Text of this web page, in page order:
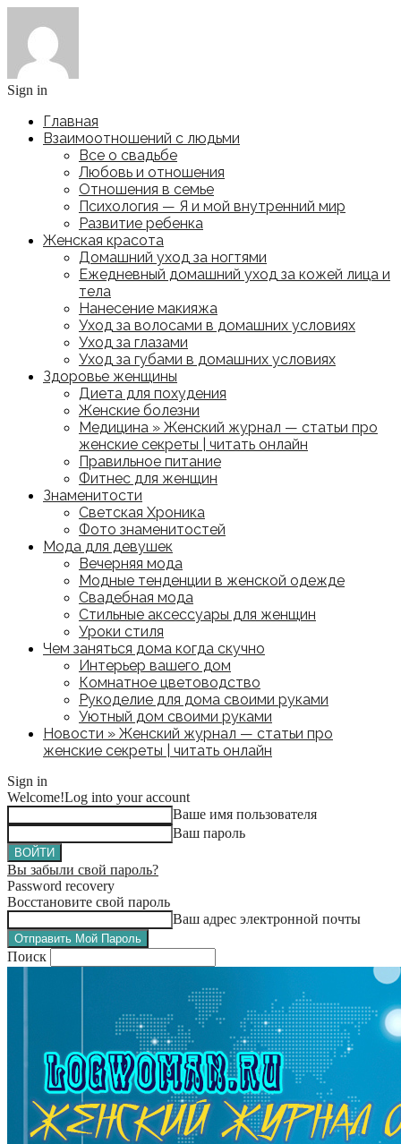
Sign in
Главная
Взаимоотношений с людьми
Все о свадьбе
Любовь и отношения
Отношения в семье
Психология — Я и мой внутренний мир
Развитие ребенка
Женская красота
Домашний уход за ногтями
Ежедневный домашний уход за кожей лица и
тела
Нанесение макияжа
Уход за волосами в домашних условиях
Уход за глазами
Уход за губами в домашних условиях
Здоровье женщины
Диета для похудения
Женские болезни
Медицина » Женский журнал — статьи про
женские секреты | читать онлайн
Правильное питание
Фитнес для женщин
Знаменитости
Светская Хроника
Фото знаменитостей
Мода для девушек
Вечерняя мода
Модные тенденции в женской одежде
Свадебная мода
Стильные аксессуары для женщин
Уроки стиля
Чем заняться дома когда скучно
Интерьер вашего дом
Комнатное цветоводство
Рукоделие для дома своими руками
Уютный дом своими руками
Новости » Женский журнал — статьи про
женские секреты | читать онлайн
Sign in
Welcome!Log into your account
Ваше имя пользователя
Ваш пароль
Вы забыли свой пароль?
Password recovery
Восстановите свой пароль
Ваш адрес электронной почты
Поиск